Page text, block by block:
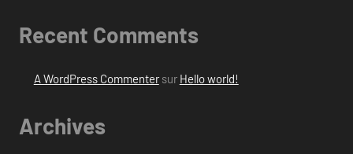
Recent Comments
A WordPress Commentersur Hello world!
Archives